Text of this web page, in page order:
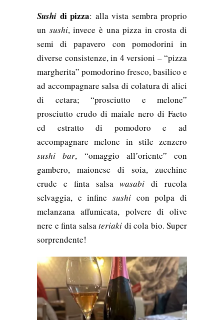
Sushi di pizza: alla vista sembra proprio
un sushi, invece è una pizza in crosta di
semi di papavero con pomodorini in
diverse consistenze, in 4 versioni – “pizza
margherita” pomodorino fresco, basilico e
ad accompagnare salsa di colatura di alici
di cetara; “prosciutto e melone”
prosciutto crudo di maiale nero di Faeto
ed estratto di pomodoro e ad
accompagnare melone in stile zenzero
sushi bar, “omaggio all’oriente” con
gambero, maionese di soia, zucchine
crude e finta salsawasabi di rucola
selvaggia, e infine sushi con polpa di
melanzana affumicata, polvere di olive
nere e finta salsateriaki di cola bio. Super
sorprendente!